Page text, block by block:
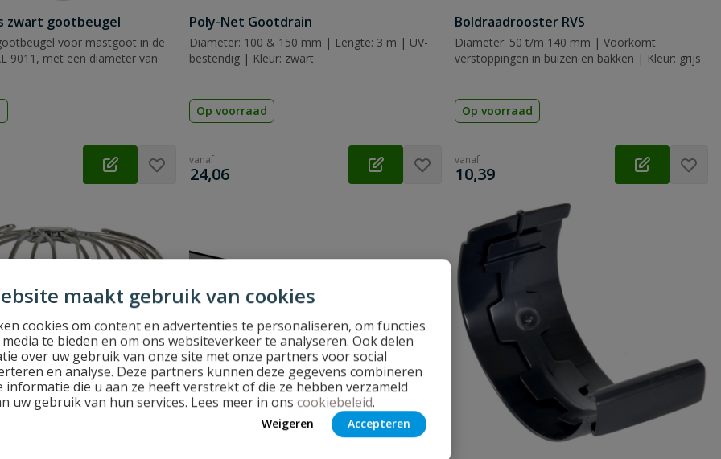
maakt gebruik van cookies
cookies om content en advertenties te personaliseren, om functies
te bieden en om ons websiteverkeer te analyseren. Ook delen
over uw gebruik van onze site met onze partners voor social
en analyse. Deze partners kunnen deze gegevens combineren
informatie die u aan ze heeft verstrekt of die ze hebben verzameld
uw gebruik van hun services. Lees meer in ons cookiebeleid.
Weigeren Accepteren
zwart gootbeugel
voor mastgoot in de
9011, met een diameter van
Poly-Net Gootdrain
Diameter: 100 & 150 mm | Lengte: 3 m | UV-
bestendig | Kleur: zwart
Op voorraad
vanaf
€
24,06
Boldraadrooster RVS
Diameter: 50 t/m 140 mm | Voorkomt
verstoppingen in buizen en bakken | Kleur: grijs
Op voorraad
vanaf
€
10,39